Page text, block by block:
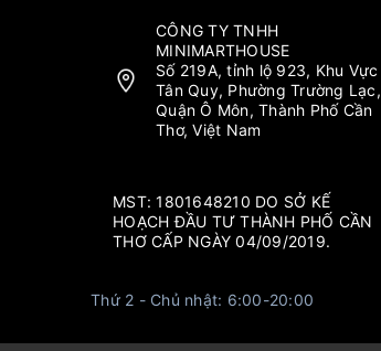
CÔNG TY TNHH
MINIMARTHOUSE
Số 219A, tỉnh lộ 923, Khu Vực
Tân Quy, Phường Trường Lạc,
Quận Ô Môn, Thành Phố Cần
Thơ, Việt Nam
MST: 1801648210 DO SỞ KẾ
HOẠCH ĐẦU TƯ THÀNH PHỐ CẦN
THƠ CẤP NGÀY 04/09/2019.
Thứ 2 - Chủ nhật: 6:00-20:00